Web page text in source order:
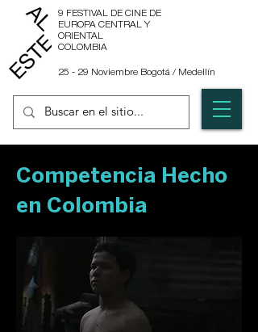
9 FESTIVAL DE CINE DE
EUROPA CENTRAL Y
ORIENTAL
COLOMBIA
25 - 29 Noviembre Bogotá / Medellín
Competencia Hecho
en Colombia